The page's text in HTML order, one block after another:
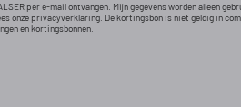
per e-mail ontvangen. Mijn gegevens worden alleen
onze privacyverklaring. De kortingsbon is niet geldig in
en kortingsbonnen.